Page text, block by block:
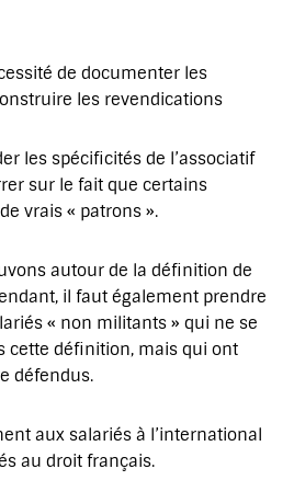
de documenter les
les revendications
spécificités de l’associatif
sur le fait que certains
vrais « patrons ».
autour de la définition de
il faut également prendre
« non militants » qui ne se
cette définition, mais qui ont
défendus.
aux salariés à l’international
au droit français.